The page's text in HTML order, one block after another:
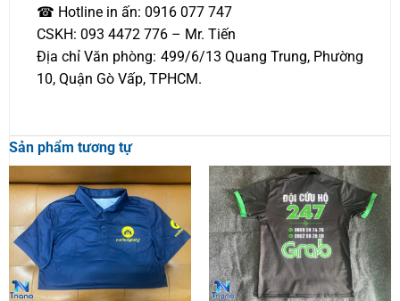
☎ Hotline in ấn: 0916 077 747
CSKH: 093 4472 776 – Mr. Tiến
Địa chỉ Văn phòng: 499/6/13 Quang Trung, Phường
10, Quận Gò Vấp, TPHCM.
Sản phẩm tương tự